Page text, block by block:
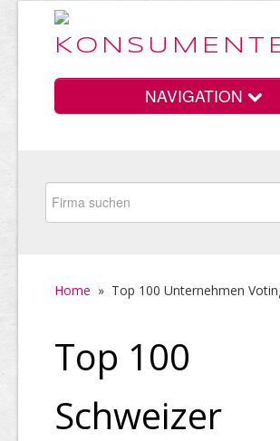
NAVIGATION
Home » Top 100 Unternehmen
Top 100
Schweizer